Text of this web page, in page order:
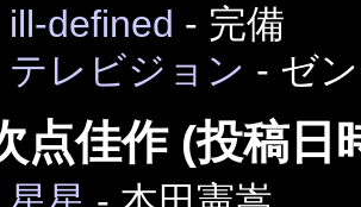
ill-defined - 完備
テレビジョン - ゼ
点佳作 (投稿日